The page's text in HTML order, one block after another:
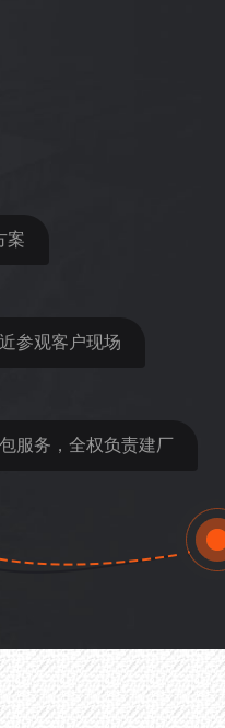
案
参观客户现场
服务，全权负责建厂